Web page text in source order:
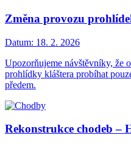
Změna provozu
Datum: 18. 2. 2026
Upozorňujeme návštěvníky, že
prohlídky kláštera probíhat
předem.
Rekonstrukce chodeb –